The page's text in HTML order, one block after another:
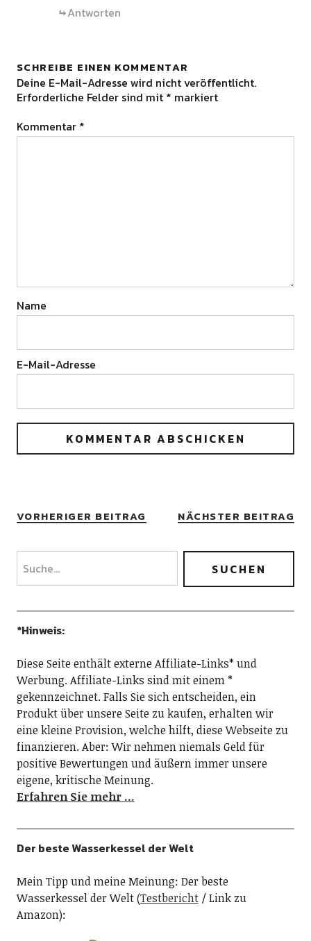
Antworten
SCHREIBE EINEN KOMMENTAR
Deine E-Mail-Adresse wird nicht veröffentlicht.
Erforderliche Felder sind mit * markiert
Kommentar *
Name
E-Mail-Adresse
VORHERIGER BEITRAG NÄCHSTER BEITRAG
*Hinweis:
Diese Seite enthält externe Affiliate-Links* und
Werbung. Affiliate-Links sind mit einem *
gekennzeichnet. Falls Sie sich entscheiden, ein
Produkt über unsere Seite zu kaufen, erhalten wir
eine kleine Provision, welche hilft, diese Webseite zu
finanzieren. Aber: Wir nehmen niemals Geld für
positive Bewertungen und äußern immer unsere
eigene, kritische Meinung.
Erfahren Sie mehr …
Der beste Wasserkessel der Welt
Mein Tipp und meine Meinung: Der beste
Wasserkessel der Welt (Testbericht/ Link zu
Amazon):